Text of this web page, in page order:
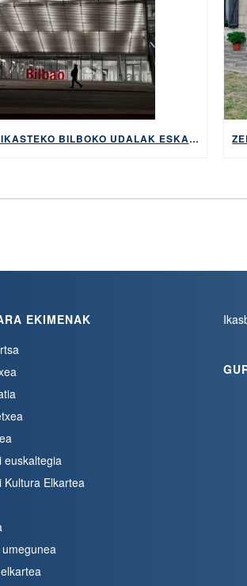
EUSKARA IKASTEKO BILBOKO UDALAK ESKAINTZEN DITUEN DIRULAGUNTZAK ESKATZEKO EPEA, ZABALIK MAIATZAREN 2TIK 22RA
EKIMENAK
euskaltegia
Kultura Elkartea